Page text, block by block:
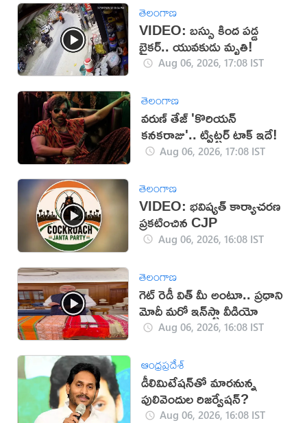
తెలంగాణ
VIDEO: బస్సు కింద పడ్డ
బైకర్.. యువకుడు మృతి!
Aug 06, 2026, 17:08 IST
తెలంగాణ
వరుణ్ తేజ్ 'కొరియన్
కనకరాజు'.. ట్విట్టర్ టాక్ ఇదే!
Aug 06, 2026, 17:08 IST
తెలంగాణ
VIDEO: భవిష్యత్ కార్యాచరణ
ప్రకటించిన CJP
Aug 06, 2026, 16:08 IST
తెలంగాణ
గెట్ రెడీ విత్ మీ అంటూ.. ప్రధాని
మోదీ మరో ఇన్‌స్టా వీడియో
Aug 06, 2026, 16:08 IST
ఆంధ్రప్రదేశ్
డీలిమిటేషన్‌తో మారనున్న
పులివెందుల రిజర్వేషన్?
Aug 06, 2026, 16:08 IST